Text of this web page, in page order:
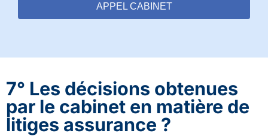
APPEL CABINET
7° Les décisions obtenues
par le cabinet en matière de
litiges assurance ?